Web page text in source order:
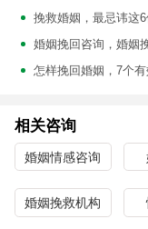
挽救婚姻，最忌讳这
婚姻挽回咨询，婚姻
怎样挽回婚姻，7个
相关咨询
婚姻情感咨询
婚姻挽救机构